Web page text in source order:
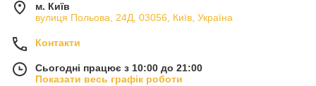
м. Київ
вулиця Польова, 24Д, 03056, Київ, Україна
Контакти
Сьогодні працює з 10:00 до 21:00
Показати весь графік роботи